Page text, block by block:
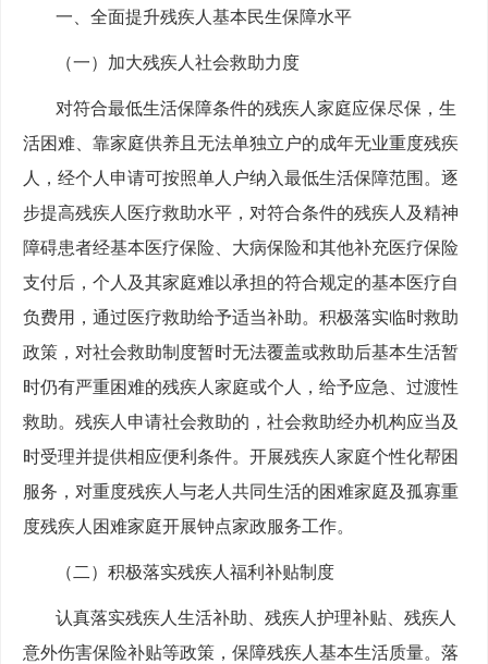
一、全面提升残疾人基本民生保障水平
（一）加大残疾人社会救助力度
对符合最低生活保障条件的残疾人家庭应保尽保，生
活困难、靠家庭供养且无法单独立户的成年无业重度残疾
人，经个人申请可按照单人户纳入最低生活保障范围。逐
步提高残疾人医疗救助水平，对符合条件的残疾人及精神
障碍患者经基本医疗保险、大病保险和其他补充医疗保险
支付后，个人及其家庭难以承担的符合规定的基本医疗自
负费用，通过医疗救助给予适当补助。积极落实临时救助
政策，对社会救助制度暂时无法覆盖或救助后基本生活暂
时仍有严重困难的残疾人家庭或个人，给予应急、过渡性
救助。残疾人申请社会救助的，社会救助经办机构应当及
时受理并提供相应便利条件。开展残疾人家庭个性化帮困
服务，对重度残疾人与老人共同生活的困难家庭及孤寡重
度残疾人困难家庭开展钟点家政服务工作。
（二）积极落实残疾人福利补贴制度
认真落实残疾人生活补助、残疾人护理补贴、残疾人
意外伤害保险补贴等政策，保障残疾人基本生活质量。落